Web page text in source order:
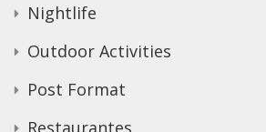
Nightlife
Outdoor Activities
Post Format
Restaurantes